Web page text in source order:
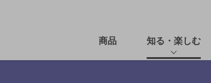
商品 知る・楽しむ